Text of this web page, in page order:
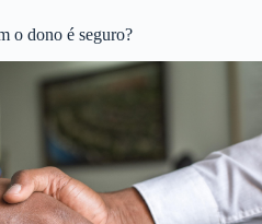
o dono é seguro?